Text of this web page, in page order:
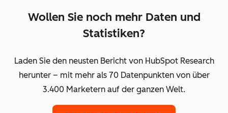
Wollen Sie noch mehr Daten und
Statistiken?
Laden Sie den neusten Bericht von HubSpot Research
herunter – mit mehr als 70 Datenpunkten von über
3.400 Marketern auf der ganzen Welt.